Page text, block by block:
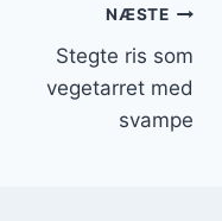
NÆSTE
Stegte ris som
vegetarret med
svampe